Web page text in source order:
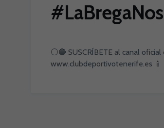
⚪️🔵 SUSCRÍBETE al canal
www.clubdeportivotenerife.es 📱